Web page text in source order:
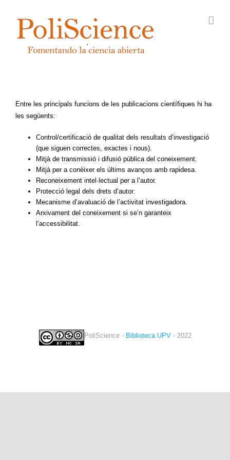
content
Entre les principals funcions de les publicacions científiques hi ha
les següents:
Control/certificació de qualitat dels resultats d’investigació
(que siguen correctes, exactes i nous).
Mitjà de transmissió i difusió pública del coneixement.
Mitjà per a conèixer els últims avanços amb rapidesa.
Reconeixement intel·lectual per a l’autor.
Protecció legal dels drets d’autor.
Mecanisme d’avaluació de l’activitat investigadora.
Arxivament del coneixement si se’n garanteix
l’accessibilitat.
PoliScience - Biblioteca UPV- 2022